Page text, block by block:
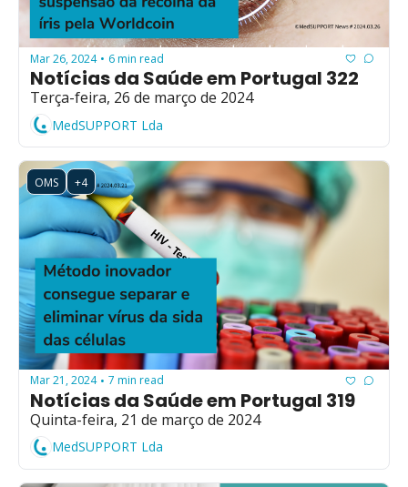
Mar 26, 2024 • 6 min read
Notícias da Saúde em Portugal 322
Terça-feira, 26 de março de 2024
MedSUPPORT Lda
OMS +4
Mar 21, 2024 • 7 min read
Notícias da Saúde em Portugal 319
Quinta-feira, 21 de março de 2024
MedSUPPORT Lda